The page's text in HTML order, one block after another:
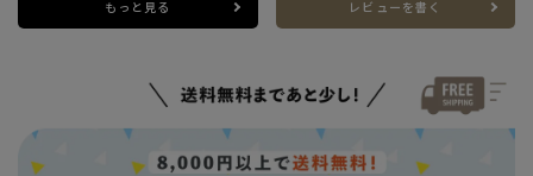
S(23.0cm)
もっと見る レビューを書く